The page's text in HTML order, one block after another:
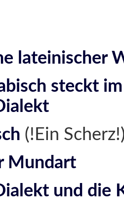
lateinischer
steckt
(!Ein
Mundart
und die